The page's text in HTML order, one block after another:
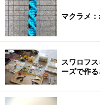
を各パーツの形にカット
【手順2】
マクラメ
スワロフ
ーズで作る